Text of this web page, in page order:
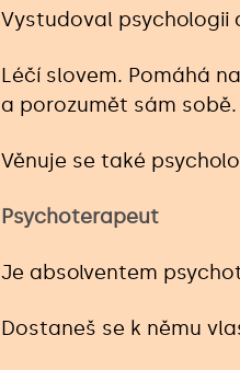
Vystudoval psychologii
Léčí slovem. Pomáhá
a porozumět sám sobě.
Věnuje se také
Psychoterapeut
Je absolventem
Dostaneš se k němu